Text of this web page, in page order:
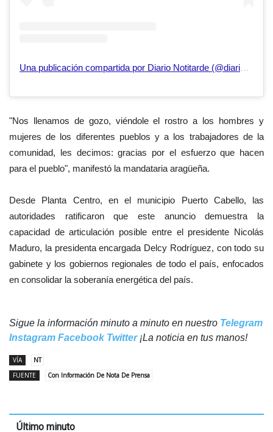
Una publicación compartida por Diario Notitarde (@diarionotitarde)
"Nos llenamos de gozo, viéndole el rostro a los hombres y
mujeres de los diferentes pueblos y a los trabajadores de la
comunidad, les decimos: gracias por el esfuerzo que hacen
para el pueblo", manifestó la mandataria aragüeña.
Desde Planta Centro, en el municipio Puerto Cabello, las
autoridades ratificaron que este anuncio demuestra la
capacidad de articulación posible entre el presidente Nicolás
Maduro, la presidenta encargada Delcy Rodríguez, con todo su
gabinete y los gobiernos regionales de todo el país, enfocados
en consolidar la soberanía energética del país.
Sigue la información minuto a minuto en nuestro Telegram
Instagram Facebook Twitter¡La noticia en tus manos!
VÍA
NT
FUENTE
Con Información De Nota De Prensa
Último minuto